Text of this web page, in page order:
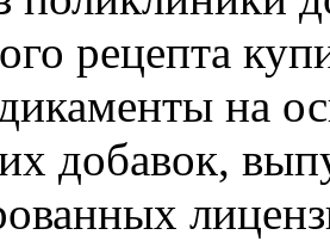
рецепта
на
добавок,